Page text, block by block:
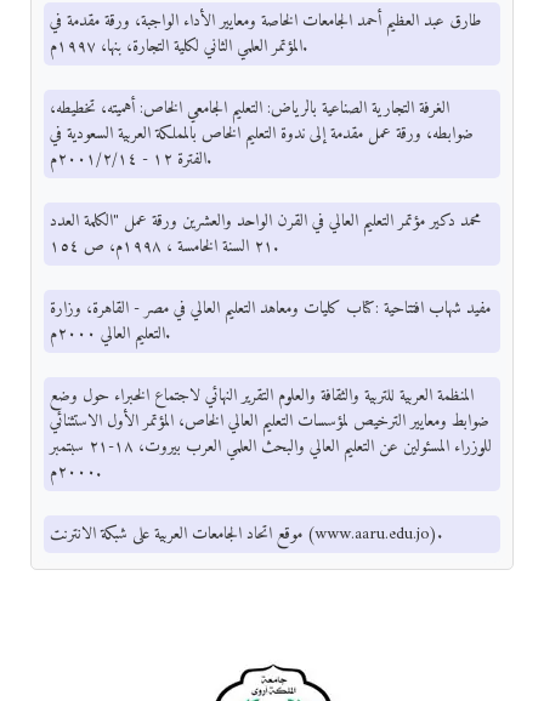
طارق عبد العظيم أحمد الجامعات الخاصة ومعايير الأداء الواجبة، ورقة مقدمة في
المؤتمر العلمي الثاني لكلية التجارة، بنها، ۱۹۹۷م.
الغرفة التجارية الصناعية بالرياض: التعليم الجامعي الخاص: أهميته، تخطيطه،
ضوابطه، ورقة عمل مقدمة إلى ندوة التعليم الخاص بالمملكة العربية السعودية في
الفترة ١٢ - ٢٠٠١/٢/١٤م.
محمد دكير مؤتمر التعليم العالي في القرن الواحد والعشرين ورقة عمل "الكلمة العدد
۲۱ السنة الخامسة ، ١٩٩٨م، ص ١٥٤.
مفید شهاب افتتاحية :كتاب كليات ومعاهد التعليم العالي في مصر - القاهرة، وزارة
التعليم العالي ۲۰۰۰م.
المنظمة العربية للتربية والثقافة والعلوم التقرير النهائي لاجتماع الخبراء حول وضع
ضوابط ومعايير الترخيص لمؤسسات التعليم العالي الخاص، المؤتمر الأول الاستثنائي
للوزراء المسئولين عن التعليم العالي والبحث العلمي العرب بیروت، ۱۸-۲۱ سبتمبر
۲۰۰۰م.
موقع اتحاد الجامعات العربية على شبكة الانترنت (www.aaru.edu.jo).